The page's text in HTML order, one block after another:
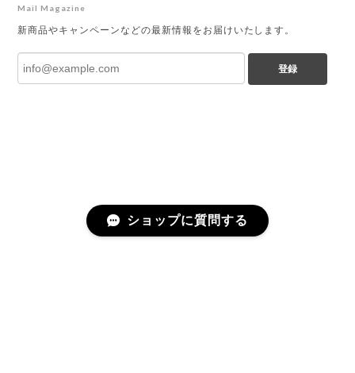
Mail Magazine
新商品やキャンペーンなどの最新情報をお届けいたします。
登録
ショップに質問する